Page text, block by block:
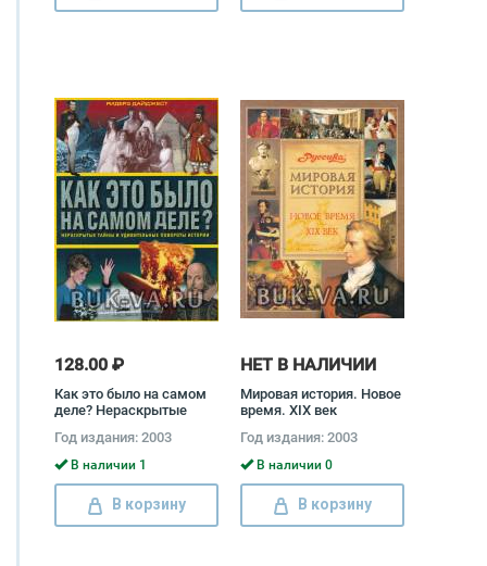
128.00 ₽
Как это было на самом
деле? Нераскрытые
повороты истории
Год издания: 2003
В наличии 1
В корзину
НЕТ В НАЛИЧИИ
Мировая история. Новое
время. XIX век
Год издания: 2003
В наличии 0
В корзину